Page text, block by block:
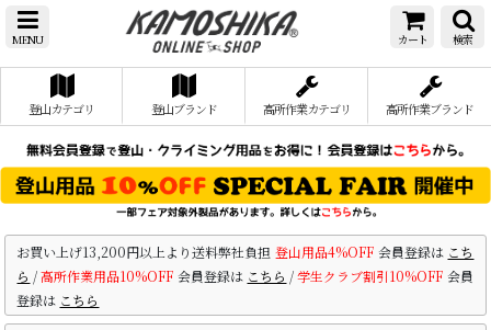
MENU カート 検索
登山カテゴリ 登山ブランド 高所作業カテゴリ 高所作業ブランド
お買い上げ13,200円以上より送料弊社負担 登山用品4%OFF 会員登録は こち
ら /高所作業用品10%OFF 会員登録は こちら /学生クラブ割引10%OFF 会員
登録は こちら